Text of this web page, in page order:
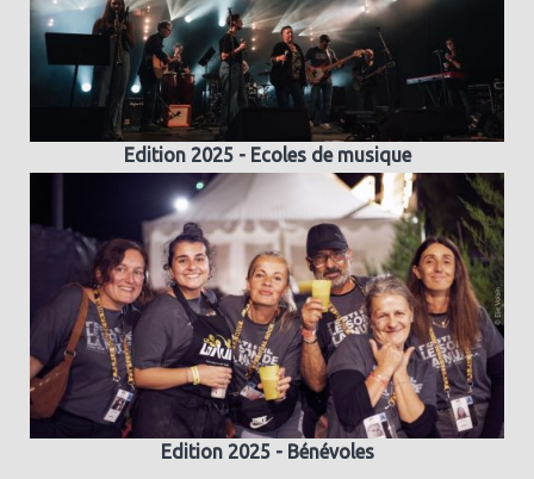
Edition 2025 - Ecoles de musique
Edition 2025 - Bénévoles